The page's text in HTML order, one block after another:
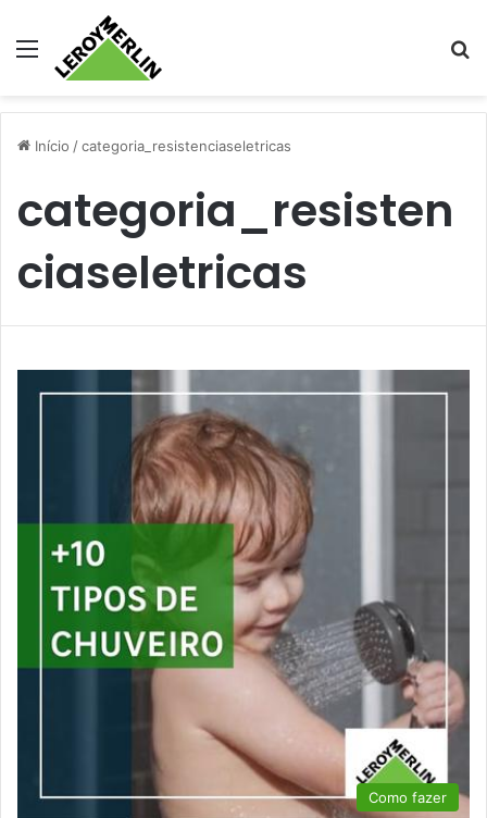
Menu
Início /categoria_resistenciaseletricas
categoria_resisten
ciaseletricas
Como fazer